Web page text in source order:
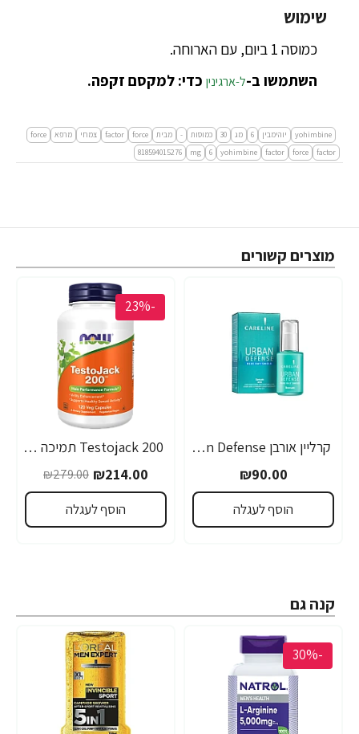
שימוש
כמוסה 1 ביום, עם הארוחה.
השתמשו ב-ל-ארגינין כדי: למקסם זקפה.
yohimbine יוהימבין 6 מג 30 כמוסות - מבית force
factor צמחי מרפא
force
factor‏
force
factor
yohimbine
6
mg
818594015276
מוצרים קשורים
קרליין אורבן Urban Defense סרום לעור פנים 30 מ"ל - מבית CARELINE
₪90.00
הוסף לעגלה
-23%
Testojack 200 תמיכה בטסטוסטרון 200 מ"ג 120 כמוסות - מבית NOW FOODS
₪214.00
₪279.00
הוסף לעגלה
קנה גם
-30%